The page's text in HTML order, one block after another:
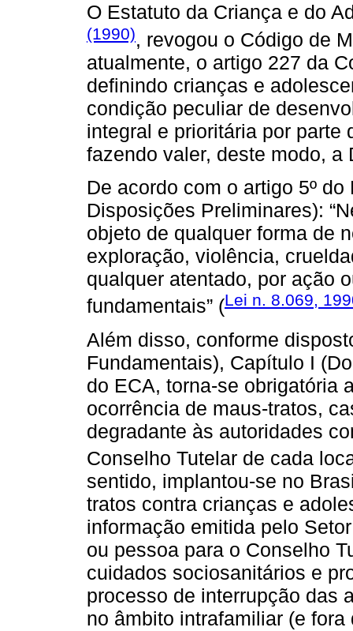
O Estatuto da Criança e do
(1990), revogou o Código de
atualmente, o artigo 227 da
definindo crianças e
condição peculiar de
integral e prioritária por
fazendo valer, deste modo, a
De acordo com o artigo 5º
Disposições Preliminares):
objeto de qualquer forma de
exploração, violência,
qualquer atentado, por ação
fundamentais” (Lei n. 8.069,
Além disso, conforme
Fundamentais), Capítulo I
do ECA, torna-se obrigatória
ocorrência de maus-tratos,
degradante às autoridades
Conselho Tutelar de cada
sentido, implantou-se no
tratos contra crianças e
informação emitida pelo
ou pessoa para o Conselho
cuidados sociosanitários e
processo de interrupção das
no âmbito intrafamiliar (e